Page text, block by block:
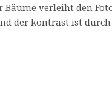
Bäume verleiht den
der kontrast ist durch